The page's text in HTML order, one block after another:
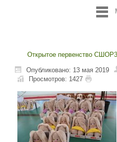
Открытое первенство
Опубликовано: 13 мая 2019
Просмотров: 1427